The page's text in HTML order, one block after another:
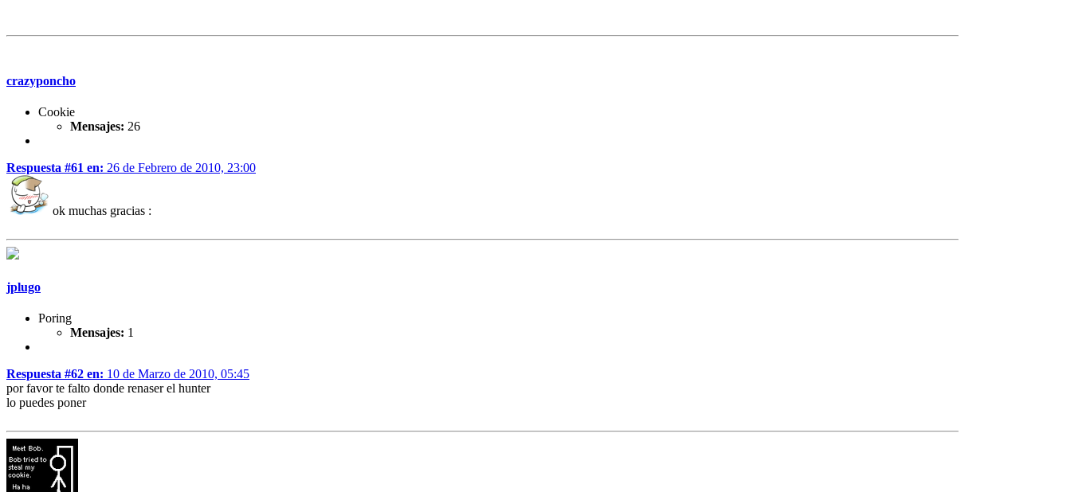
crazyponcho
Cookie
Mensajes: 26
Respuesta #61 en: 26 de Febrero de 2010, 23:00
ok muchas gracias :
jplugo
Poring
Mensajes: 1
Respuesta #62 en: 10 de Marzo de 2010, 05:45
por favor te falto donde renaser el hunter
lo puedes poner